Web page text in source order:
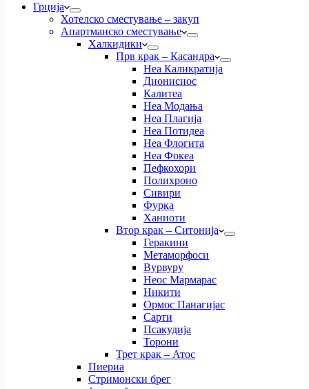
Грција
Хотелско сместување – закуп
Апартманско сместување
Халкидики
Прв крак – Касандра
Неа Каликратија
Дионисиос
Калитеа
Неа Модања
Неа Плагија
Неа Потидеа
Неа Флогита
Неа Фокеа
Пефкохори
Полихроно
Сивири
Фурка
Ханиоти
Втор крак – Ситонија
Геракини
Метаморфоси
Вурвуру
Неос Мармарас
Никити
Ормос Панагијас
Сарти
Псакудија
Торони
Трет крак – Атос
Пиериа
Стримонски брег